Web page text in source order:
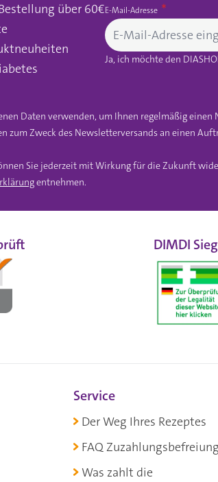
über 60€E-Mail-Adresse
Ja, ich möchte den
Daten verwenden, um Ihnen regelmäßig
zum Zweck des Newsletterversands an einen
Sie jederzeit mit Wirkung für die Zukunft
entnehmen.
DIMDI
Service
Der Weg Ihres Rezeptes
FAQ Zuzahlungsbefreiung
Was zahlt die